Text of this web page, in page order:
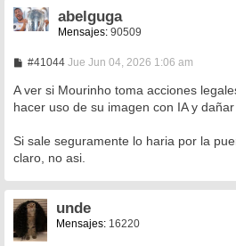
abelguga
Mensajes: 90509
#41044M
n
a
e
Jue Jun 04, 2026 1:06 am
A ver si Mourinho toma acciones
hacer uso de su imagen con IA y
Si sale seguramente lo haria por la
claro, no asi.
unde
Mensajes:16220